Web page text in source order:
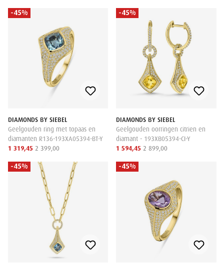
-45%
DIAMONDS BY SIEBEL
Geelgouden ring met topaas en
diamanten R136-193XA05394-BT-Y
1 319,45 2 399,00
-45%
DIAMONDS BY SIEBEL
Geelgouden oorringen citrien en
diamant - 193XB05394-CI-Y
1 594,45 2 899,00
-45% -45%